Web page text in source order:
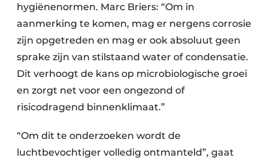
hygiënenormen. Marc Briers: “Om in
aanmerking te komen, mag er nergens corrosie
zijn opgetreden en mag er ook absoluut geen
sprake zijn van stilstaand water of condensatie.
Dit verhoogt de kans op microbiologische groei
en zorgt net voor een ongezond of
risicodragend binnenklimaat.”
“Om dit te onderzoeken wordt de
luchtbevochtiger volledig ontmanteld”, gaat